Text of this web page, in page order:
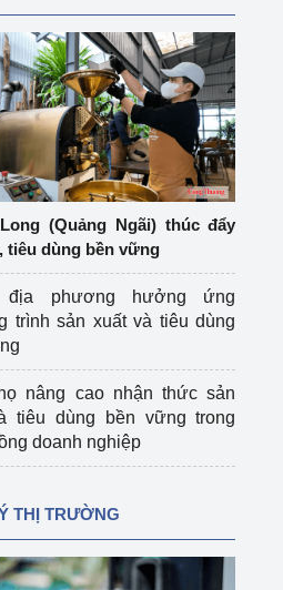
(Quảng Ngãi) thúc đẩy
tiêu dùng bền vững
địa phương hưởng ứng
trình sản xuất và tiêu dùng
nâng cao nhận thức sản
tiêu dùng bền vững trong
doanh nghiệp
THỊ TRƯỜNG